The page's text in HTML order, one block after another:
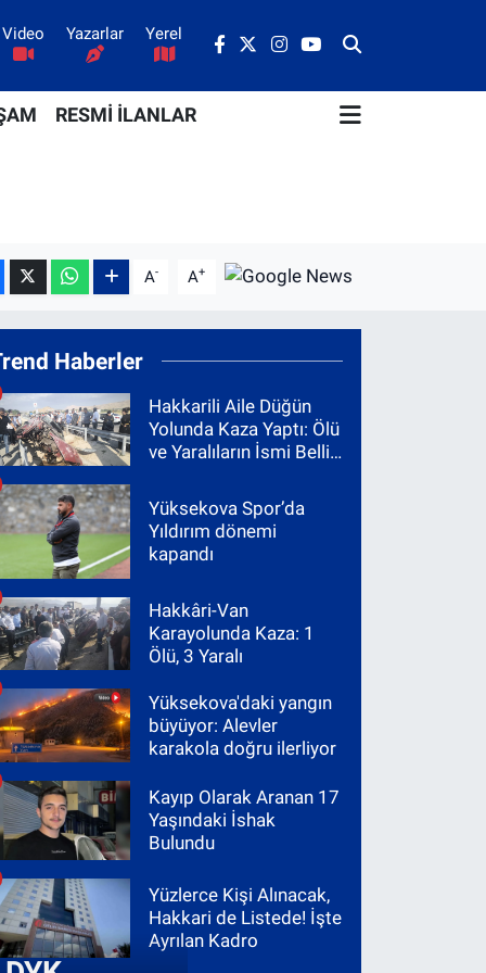
Video Yazarlar Yerel
RESMİ İLANLAR
A- A+
Haberler
Hakkarili Aile Düğün
Yolunda Kaza Yaptı: Ölü
ve Yaralıların İsmi Belli
Yüksekova Spor’da
Yıldırım dönemi
kapandı
Hakkâri-Van
Karayolunda Kaza: 1
Ölü, 3 Yaralı
Yüksekova'daki yangın
büyüyor: Alevler
karakola doğru ilerliyor
Kayıp Olarak Aranan 17
Yaşındaki İshak
Bulundu
Yüzlerce Kişi Alınacak,
Hakkari de Listede! İşte
Ayrılan Kadro